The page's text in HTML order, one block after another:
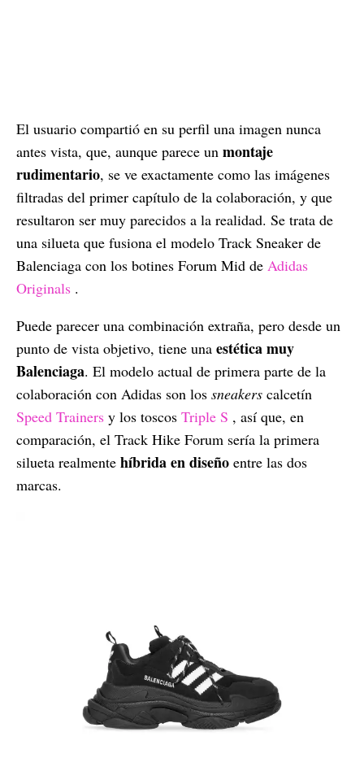
El usuario compartió en su perfil una imagen nunca
antes vista, que, aunque parece un montaje
rudimentario, se ve exactamente como las imágenes
filtradas del primer capítulo de la colaboración, y que
resultaron ser muy parecidos a la realidad. Se trata de
una silueta que fusiona el modelo Track Sneaker de
Balenciaga con los botines Forum Mid de Adidas
Originals .
Puede parecer una combinación extraña, pero desde un
punto de vista objetivo, tiene una estética muy
Balenciaga. El modelo actual de primera parte de la
colaboración con Adidas son los sneakers calcetín
Speed Trainers y los toscos Triple S , así que, en
comparación, el Track Hike Forum sería la primera
silueta realmente híbrida en diseño entre las dos
marcas.